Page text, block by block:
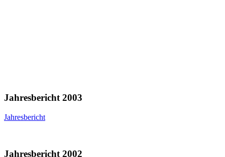
Jahresbericht 2003
Jahresbericht
Jahresbericht 2002